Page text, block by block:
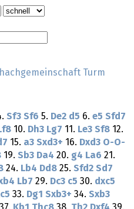
Turm
Sf3 Sf6 5. De2 d5 6. e5 Sfd7
10. Dh3 Lg7 11. Le3 Sf8 12.
15. a3 Sxd3+ 16. Dxd3 O-O-
19. Sb3 Da4 20. g4 La6 21.
24. Lb4 Dd8 25. Sfd2 Sd7
Lb7 29. Dc3 c5 30. dxc5
33. Dg1 Sxb3+ 34. Sxb3
37. Kb1 Thc8 38. Th2 Dxf4 39.